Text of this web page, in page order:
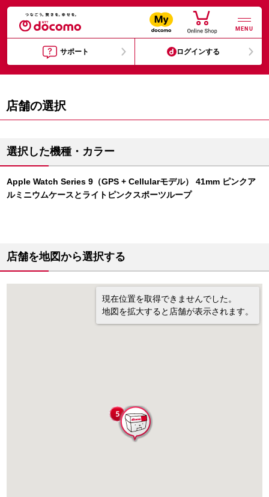
MENU
サポート ログインする
店舗の選択
選択した機種・カラー
Apple Watch Series 9（GPS + Cellularモデル） 41mm ピンクア
ルミニウムケースとライトピンクスポーツループ
店舗を地図から選択する
現在位置を取得できませんでした。
地図を拡大すると店舗が表示されます。